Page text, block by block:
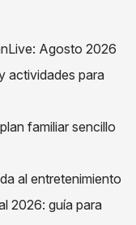
Agosto 2026
actividades para
familiar sencillo
al entretenimiento
2026: guía para